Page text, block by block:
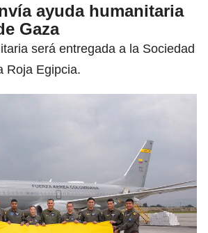
ayuda humanitaria
Gaza
será entregada a la Sociedad
Roja Egipcia.